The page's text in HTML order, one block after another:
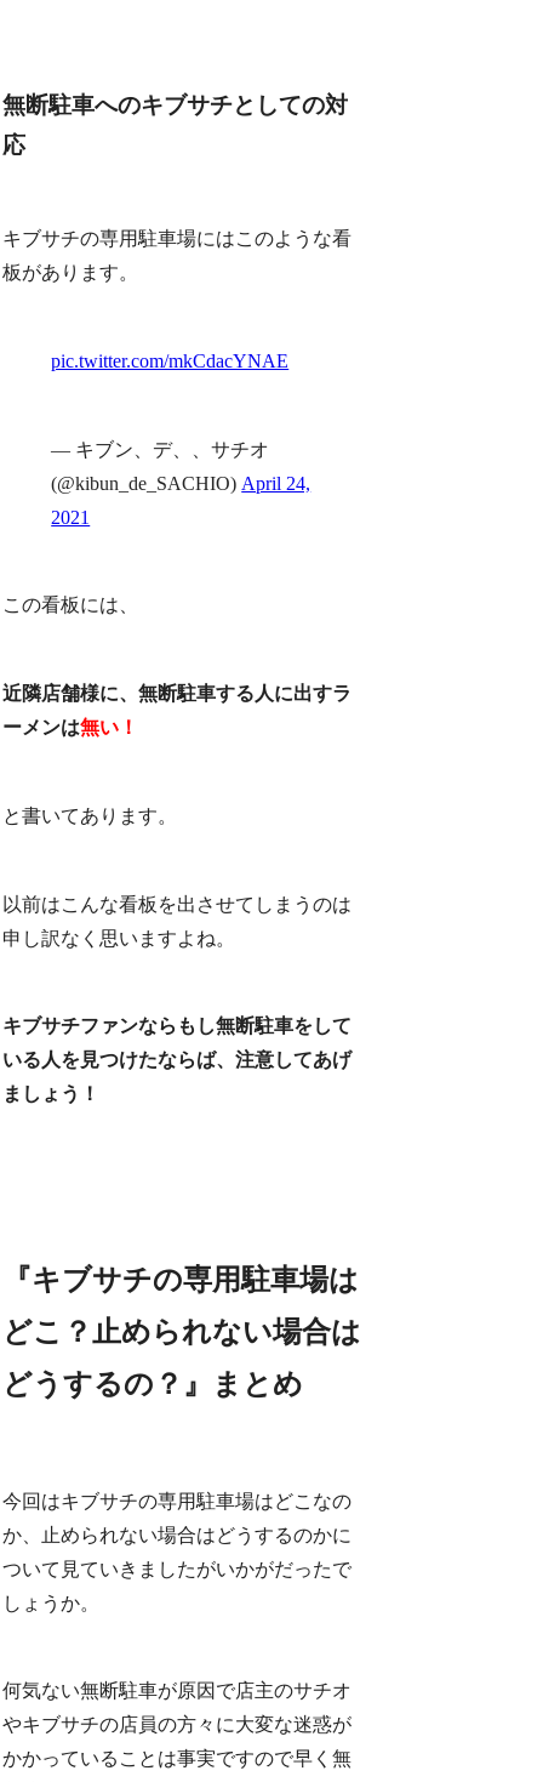
無断駐車へのキブサチとしての対
応
キブサチの専用駐車場にはこのような看
板があります。
pic.twitter.com/mkCdacYNAE
— キブン、デ、、サチオ
(@kibun_de_SACHIO) April 24,
2021
この看板には、
近隣店舗様に、無断駐車する人に出すラ
ーメンは無い！
と書いてあります。
以前はこんな看板を出させてしまうのは
申し訳なく思いますよね。
キブサチファンならもし無断駐車をして
いる人を見つけたならば、注意してあげ
ましょう！
『キブサチの専用駐車場は
どこ？止められない場合は
どうするの？』まとめ
今回はキブサチの専用駐車場はどこなの
か、止められない場合はどうするのかに
ついて見ていきましたがいかがだったで
しょうか。
何気ない無断駐車が原因で店主のサチオ
やキブサチの店員の方々に大変な迷惑が
かかっていることは事実ですので早く無